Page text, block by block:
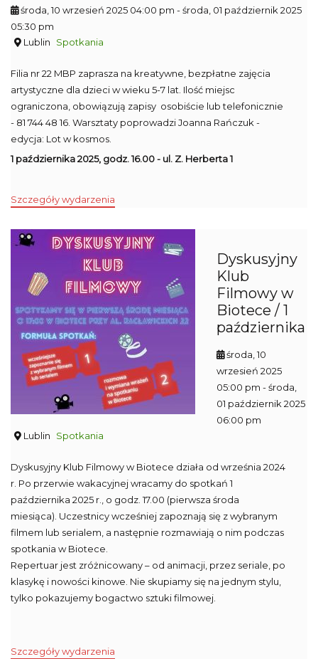
środa, 10 wrzesień 2025 04:00 pm - środa, 01 październik 2025
05:30 pm
Lublin
Spotkania
Filia nr 22 MBP zaprasza na kreatywne, bezpłatne zajęcia
artystyczne dla dzieci w wieku 5-7 lat. Ilość miejsc
ograniczona, obowiązują zapisy osobiście lub telefonicznie
- 81 744 48 16. Warsztaty poprowadzi Joanna Rańczuk -
edycja: Lot w kosmos.
1 października 2025, godz. 16.00 - ul. Z. Herberta 1
Szczegóły wydarzenia
Dyskusyjny
Klub
Filmowy w
Biotece / 1
października
środa, 10
wrzesień 2025
05:00 pm - środa,
01 październik 2025
06:00 pm
Lublin
Spotkania
Dyskusyjny Klub Filmowy w Biotece działa od września 2024
r. Po przerwie wakacyjnej wracamy do spotkań 1
października 2025 r., o godz. 17.00 (pierwsza środa
miesiąca). Uczestnicy wcześniej zapoznają się z wybranym
filmem lub serialem, a następnie rozmawiają o nim podczas
spotkania w Biotece.
Repertuar jest zróżnicowany – od animacji, przez seriale, po
klasykę i nowości kinowe. Nie skupiamy się na jednym stylu,
tylko pokazujemy bogactwo sztuki filmowej.
Szczegóły wydarzenia